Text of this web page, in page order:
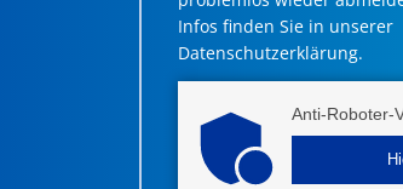
Infos finden Sie in unserer
Datenschutzerklärung.
Anti-Roboter-